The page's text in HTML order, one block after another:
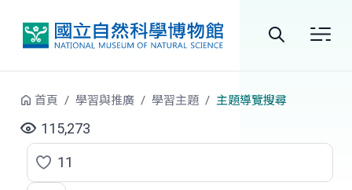
站
尋
首頁 學習與推廣 學習主題 主題導覽搜尋
115,273
點
11